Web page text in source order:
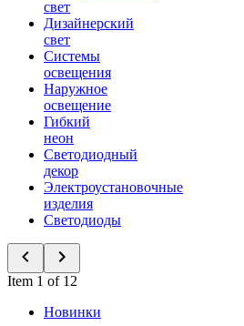
свет
Дизайнерский
свет
Системы
освещения
Наружное
освещение
Гибкий
неон
Светодиодный
декор
Электроустановочные
изделия
Светодиоды
Item 1 of 12
Новинки